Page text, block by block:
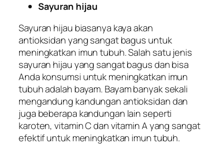
Sayuran hijau
Sayuran hijau biasanya kaya akan
antioksidan yang sangat bagus untuk
meningkatkan imun tubuh. Salah satu jenis
sayuran hijau yang sangat bagus dan bisa
Anda konsumsi untuk meningkatkan imun
tubuh adalah bayam. Bayam banyak sekali
mengandung kandungan antioksidan dan
juga beberapa kandungan lain seperti
karoten, vitamin C dan vitamin A yang sangat
efektif untuk meningkatkan imun tubuh.